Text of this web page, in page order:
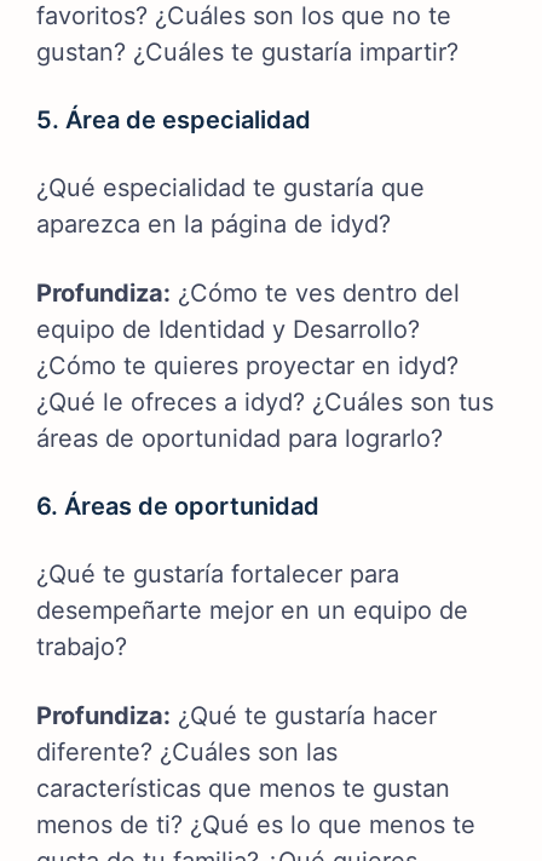
favoritos? ¿Cuáles son los que no te
gustan? ¿Cuáles te gustaría impartir?
5. Área de especialidad
¿Qué especialidad te gustaría que
aparezca en la página de idyd?
Profundiza: ¿Cómo te ves dentro del
equipo de Identidad y Desarrollo?
¿Cómo te quieres proyectar en idyd?
¿Qué le ofreces a idyd? ¿Cuáles son tus
áreas de oportunidad para lograrlo?
6. Áreas de oportunidad
¿Qué te gustaría fortalecer para
desempeñarte mejor en un equipo de
trabajo?
Profundiza: ¿Qué te gustaría hacer
diferente? ¿Cuáles son las
características que menos te gustan
menos de ti? ¿Qué es lo que menos te